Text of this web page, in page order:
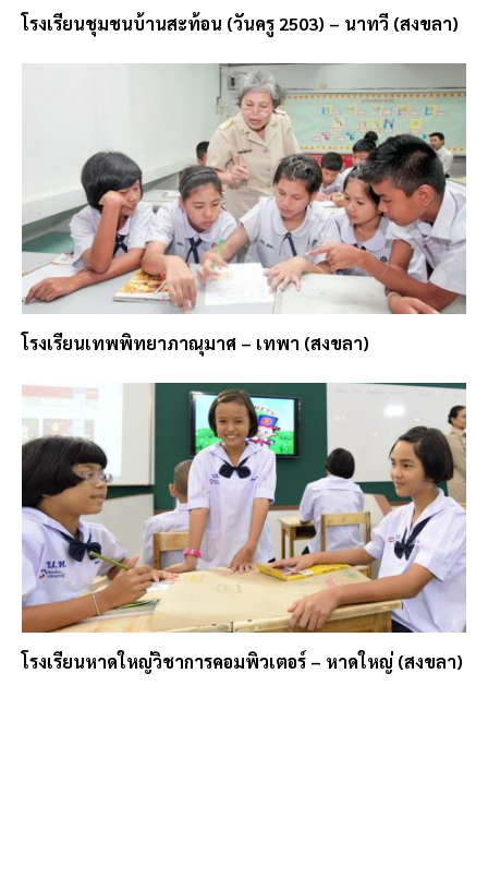
โรงเรียนชุมชนบ้านสะท้อน (วันครู 2503) – นาทวี (สงขลา)
โรงเรียนเทพพิทยาภาณุมาศ – เทพา (สงขลา)
โรงเรียนหาดใหญ่วิชาการคอมพิวเตอร์ – หาดใหญ่ (สงขลา)